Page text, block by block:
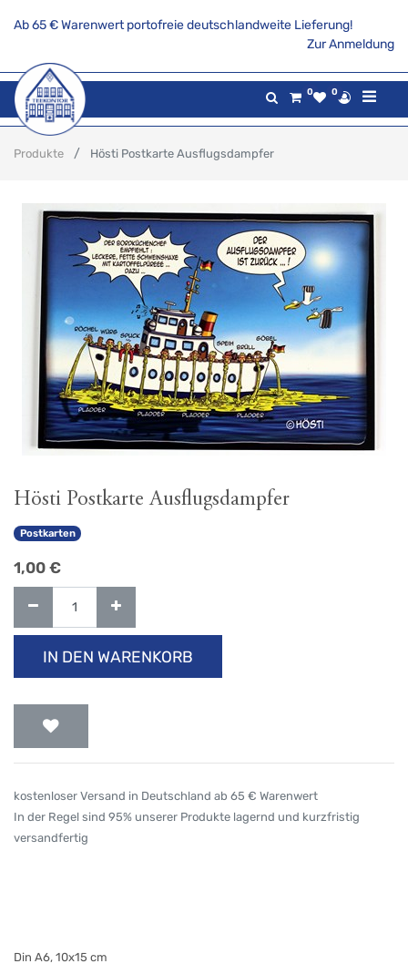
Ab 65 € Warenwert portofreie deutschlandweite Lieferung!
Zur Anmeldung
0 0
Produkte Hösti Postkarte Ausflugsdampfer
Hösti Postkarte Ausflugsdampfer
Postkarten
1,00 €
IN DEN WARENKORB
kostenloser Versand in Deutschland ab 65 € Warenwert
In der Regel sind 95% unserer Produkte lagernd und kurzfristig
versandfertig
Din A6, 10x15 cm